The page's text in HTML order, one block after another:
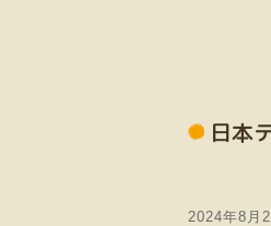
日本
2024年8月